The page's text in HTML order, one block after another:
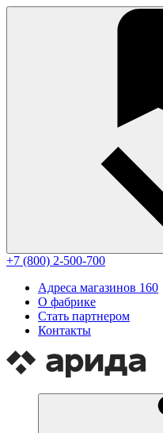
+7 (800) 2-500-700
Адреса магазинов 160
О фабрике
Стать партнером
Контакты